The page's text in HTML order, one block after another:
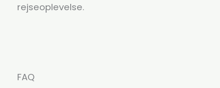
rejseoplevelse.
FAQ